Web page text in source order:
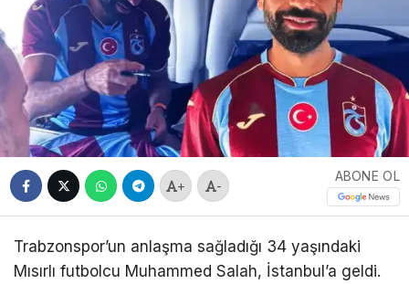
+ -
ABONE OL
Trabzonspor’un anlaşma sağladığı 34 yaşındaki
Mısırlı futbolcu Muhammed Salah, İstanbul’a geldi.